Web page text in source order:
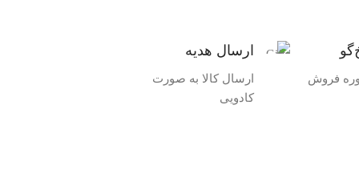
فروش
ارسال هدیه
ارسال کالا به صورت
کادویی